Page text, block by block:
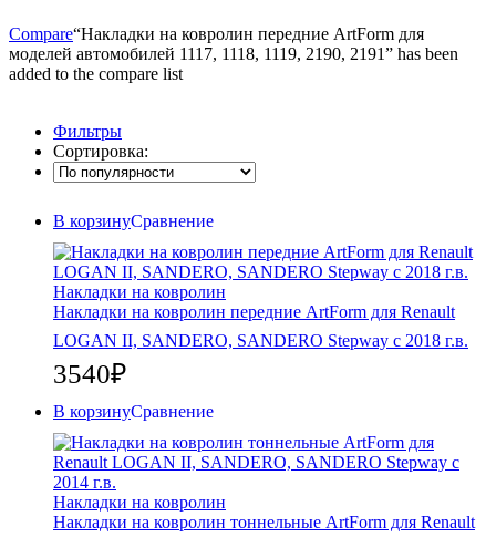
Compare“Накладки на ковролин передние ArtForm для
моделей автомобилей 1117, 1118, 1119, 2190, 2191” has been
added to the compare list
Фильтры
Сортировка:
В корзинуСравнение
Накладки на ковролин
Накладки на ковролин передние ArtForm для Renault
LOGAN II, SANDERO, SANDERO Stepway c 2018 г.в.
3540₽
В корзинуСравнение
Накладки на ковролин
Накладки на ковролин тоннельные ArtForm для Renault